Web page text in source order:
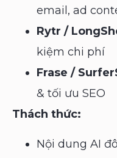
email, ad
Rytr /
kiệm chi phí
Frase /
& tối ưu SEO
Thách thức:
Nội dung AI